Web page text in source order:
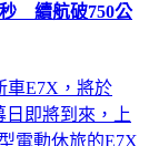
續航破750公
車E7X，將於
日即將到來，上
電動休旅的E7X